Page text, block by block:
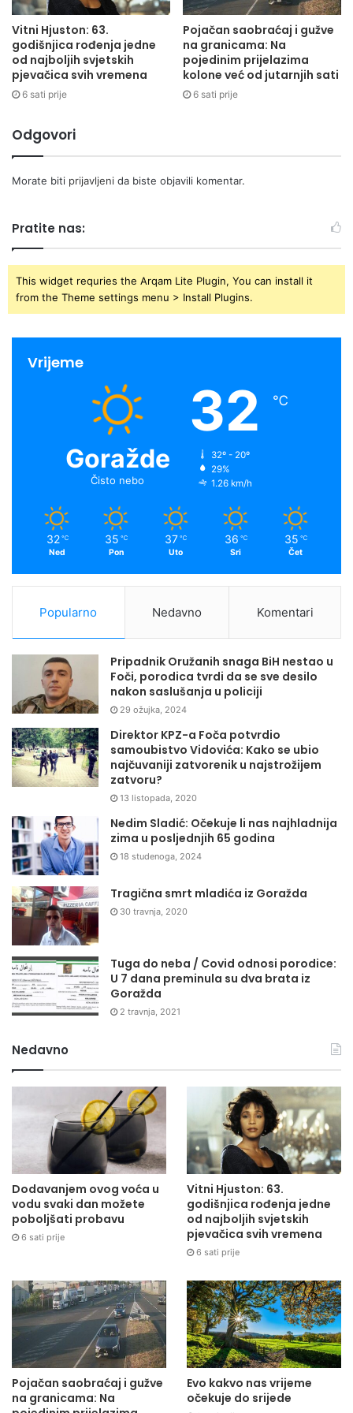
Vitni Hjuston: 63.
godišnjica rođenja jedne
od najboljih svjetskih
pjevačica svih vremena
6 sati prije
Pojačan saobraćaj i gužve
na granicama: Na
pojedinim prijelazima
kolone već od jutarnjih sati
6 sati prije
Odgovori
Morate biti prijavljeni da biste objavili komentar.
Pratite nas:
This widget requries the Arqam Lite Plugin, You can install it
from the Theme settings menu > Install Plugins.
Vrijeme
Goražde
Čisto nebo
32 ℃
32º - 20º
29%
1.26 km/h
32 ℃
Ned
35 ℃
Pon
37 ℃
Uto
36 ℃
Sri
35 ℃
Čet
Popularno Nedavno Komentari
Pripadnik Oružanih snaga BiH nestao u
Foči, porodica tvrdi da se sve desilo
nakon saslušanja u policiji
29 ožujka, 2024
Direktor KPZ-a Foča potvrdio
samoubistvo Vidovića: Kako se ubio
najčuvaniji zatvorenik u najstrožijem
zatvoru?
13 listopada, 2020
Nedim Sladić: Očekuje li nas najhladnija
zima u posljednjih 65 godina
18 studenoga, 2024
Tragična smrt mladića iz Goražda
30 travnja, 2020
Tuga do neba / Covid odnosi porodice:
U 7 dana preminula su dva brata iz
Goražda
2 travnja, 2021
Nedavno
Dodavanjem ovog voća u
vodu svaki dan možete
poboljšati probavu
6 sati prije
Vitni Hjuston: 63.
godišnjica rođenja jedne
od najboljih svjetskih
pjevačica svih vremena
6 sati prije
Pojačan saobraćaj i gužve
na granicama: Na
Evo kakvo nas vrijeme
očekuje do srijede